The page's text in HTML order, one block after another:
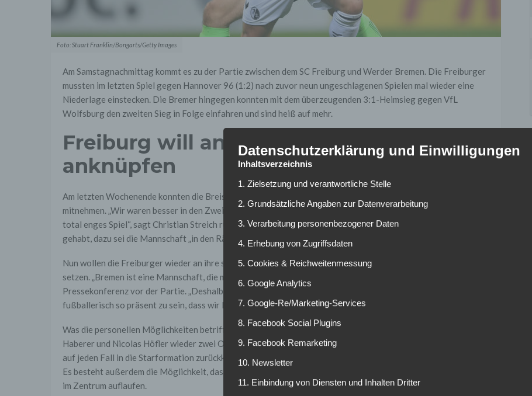
Foto: Stuart Franklin/Bongarts/Getty Images
Am Samstagnachmittag kommt es zu der Partie zwischen dem SC Freiburg und Werder Bremen. Die Freiburger
mussten im letzten Spiel gegen Hannover 96 (1:2) nach zuvor neun ungeschlagenen Spielen mal wieder eine
Niederlage einstecken. Die Bremer hingegen konnten mit dem überzeugenden 3:1-Heimsieg gegen VfL
Wolfsburg den zweiten Sieg in Folge einfahren und sind heiß auf mehr.
Freiburg will an starke Heimauftritte
anknüpfen
Am letzten Wochenende konnten die Breisgauer nach langer Zeit mal wieder aus einer Partie keine Punkte
mitnehmen. „Wir waren besser in den Zweikämpfen, sind mehr gelaufen als der Gegner, es war eigentlich ein
total enges Spiel“, sagt Christian Streich rückblickend. Allerdings hätten „zwei, drei Spieler keinen guten Tag“
gehabt, dazu sei die Mannschaft „in den Räumen leider nicht gut genug positioniert“ gewesen.
Nun wollen die Freiburger wieder an ihre starken Heimauftritte anknüpfen und damit Werder unter Druck
setzen. „Bremen ist eine Mannschaft, die momentan top drauf ist“, sagte SC-Trainer Streich auf der
Pressekonferenz vor der Partie. „Deshalb ist es am Samstag unser Anspruch, läuferisch, mental und
fußballerisch so präsent zu sein, dass wir Bremen unter Druck setzen können.“
Was die personellen Möglichkeiten betrifft, stehen dafür mit den im letzten Spiel jeweils gelb-gesperrten Janik
Haberer und Nicolas Höfler wieder zwei Optionen mehr zur Verfügung. Ersterer wird, so kündigte Streich an,
auf jeden Fall in die Starformation zurückkehren, „auf welcher Position, kann ich momentan noch nicht sagen.“
Es besteht außerdem die Möglichkeit, dass Kleindienst als zweite Spitze neben Petersen und dafür drei Mann
im Zentrum auflaufen.
Datenschutzerklärung und Einwilligungen
Inhaltsverzeichnis
1. Zielsetzung und verantwortliche Stelle
2. Grundsätzliche Angaben zur Datenverarbeitung
3. Verarbeitung personenbezogener Daten
4. Erhebung von Zugriffsdaten
5. Cookies & Reichweitenmessung
6. Google Analytics
7. Google-Re/Marketing-Services
8. Facebook Social Plugins
9. Facebook Remarketing
10. Newsletter
11. Einbindung von Diensten und Inhalten Dritter